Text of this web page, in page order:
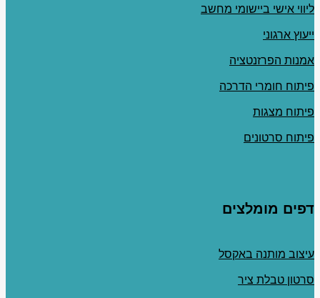
ליווי אישי ביישומי מחשב
ייעוץ ארגוני
אמנות הפרזנטציה
פיתוח חומרי הדרכה
פיתוח מצגות
פיתוח סרטונים
דפים מומלצים
עיצוב מותנה באקסל
סרטון טבלת ציר